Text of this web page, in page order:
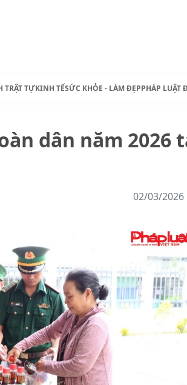
TRẬT TỰKINH TẾSỨC KHỎE - LÀM ĐẸPPHÁP LUẬT
dân năm 2026
02/03/2026